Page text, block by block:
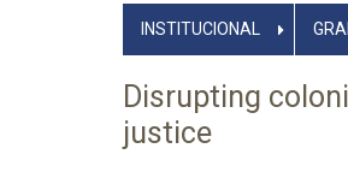
NAVEGADOR
PRINCIPAL
INSTITUCIONAL
Disrupting
justice